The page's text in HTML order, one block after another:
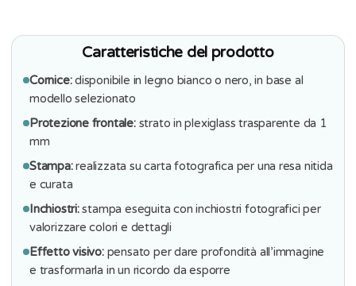
Caratteristiche del prodotto
Cornice:disponibile in legno bianco o nero, in base al
modello selezionato
Protezione frontale:strato in plexiglass trasparente da 1
mm
Stampa:realizzata su carta fotografica per una resa nitida
e curata
Inchiostri:stampa eseguita con inchiostri fotografici per
valorizzare colori e dettagli
Effetto visivo:pensato per dare profondità all’immagine
e trasformarla in un ricordo da esporre